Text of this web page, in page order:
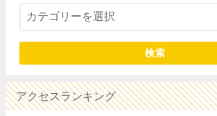
検索
アクセスランキング